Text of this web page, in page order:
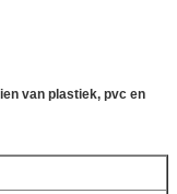
van plastiek, pvc en